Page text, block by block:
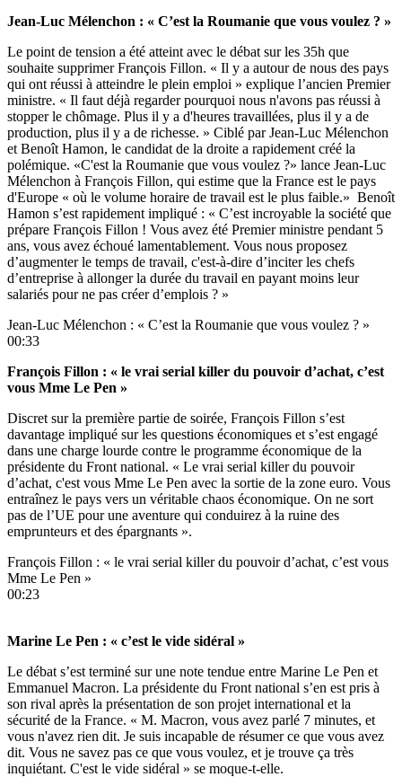
Jean-Luc Mélenchon : « C’est la Roumanie que vous voulez ? »
Le point de tension a été atteint avec le débat sur les 35h que
souhaite supprimer François Fillon. « Il y a autour de nous des pays
qui ont réussi à atteindre le plein emploi » explique l’ancien Premier
ministre. « Il faut déjà regarder pourquoi nous n'avons pas réussi à
stopper le chômage. Plus il y a d'heures travaillées, plus il y a de
production, plus il y a de richesse. » Ciblé par Jean-Luc Mélenchon
et Benoît Hamon, le candidat de la droite a rapidement créé la
polémique. «C'est la Roumanie que vous voulez ?» lance Jean-Luc
Mélenchon à François Fillon, qui estime que la France est le pays
d'Europe « où le volume horaire de travail est le plus faible.» Benoît
Hamon s’est rapidement impliqué : « C’est incroyable la société que
prépare François Fillon ! Vous avez été Premier ministre pendant 5
ans, vous avez échoué lamentablement. Vous nous proposez
d’augmenter le temps de travail, c'est-à-dire d’inciter les chefs
d’entreprise à allonger la durée du travail en payant moins leur
salariés pour ne pas créer d’emplois ? »
Jean-Luc Mélenchon : « C’est la Roumanie que vous voulez ? »
00:33
François Fillon : « le vrai serial killer du pouvoir d’achat, c’est
vous Mme Le Pen »
Discret sur la première partie de soirée, François Fillon s’est
davantage impliqué sur les questions économiques et s’est engagé
dans une charge lourde contre le programme économique de la
présidente du Front national. « Le vrai serial killer du pouvoir
d’achat, c'est vous Mme Le Pen avec la sortie de la zone euro. Vous
entraînez le pays vers un véritable chaos économique. On ne sort
pas de l’UE pour une aventure qui conduirez à la ruine des
emprunteurs et des épargnants ».
François Fillon : « le vrai serial killer du pouvoir d’achat, c’est vous
Mme Le Pen »
00:23
Marine Le Pen : « c’est le vide sidéral »
Le débat s’est terminé sur une note tendue entre Marine Le Pen et
Emmanuel Macron. La présidente du Front national s’en est pris à
son rival après la présentation de son projet international et la
sécurité de la France. « M. Macron, vous avez parlé 7 minutes, et
vous n'avez rien dit. Je suis incapable de résumer ce que vous avez
dit. Vous ne savez pas ce que vous voulez, et je trouve ça très
inquiétant. C'est le vide sidéral » se moque-t-elle.